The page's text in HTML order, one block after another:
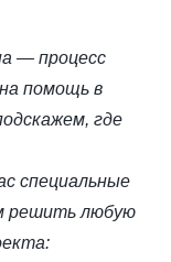
— процесс
помощь в
где
специальные
решить любую